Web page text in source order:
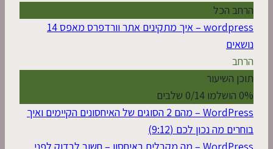
הרחב הכל
wordpress – איך מתקינים אתר וורדפרס מאפס
14
נושאים
הרחב
תוכן השיעור
0% הושלמו
0/14 שלבים
WordPress – מהם 2 הסוגים של האיחסונים הקיימים ואיך
בוחרים מה נכון לכם (9:12)